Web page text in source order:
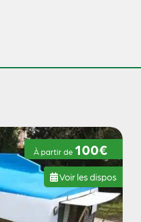
À partir de 100€
Voir les dispos